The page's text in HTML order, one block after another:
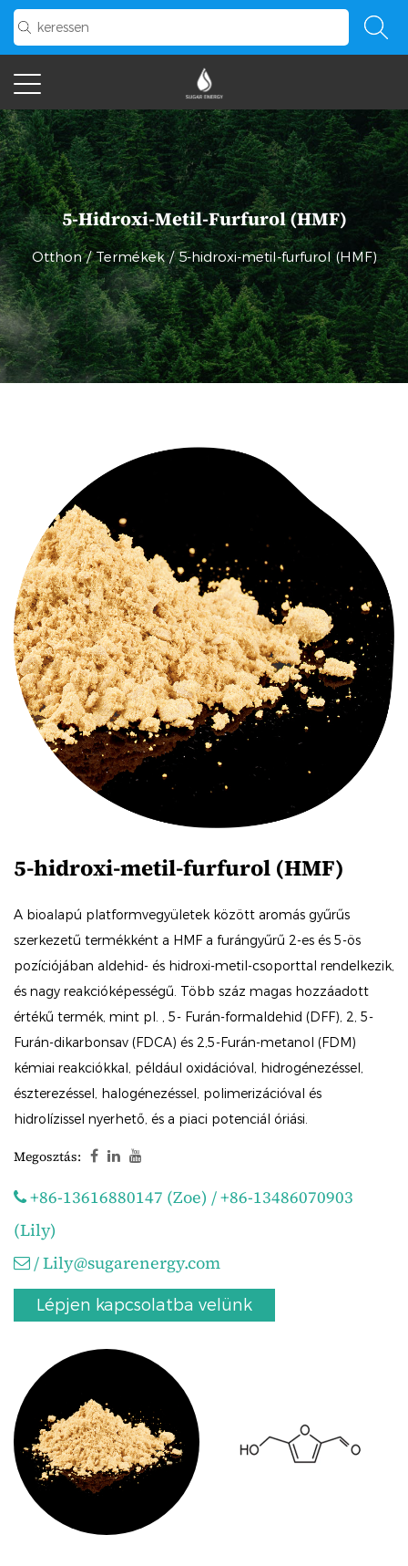
5-Hidroxi-Metil-Furfurol (HMF)
Otthon/Termékek/5-hidroxi-metil-furfurol (HMF)
5-hidroxi-metil-furfurol (HMF)
A bioalapú platformvegyületek között aromás gyűrűs
szerkezetű termékként a HMF a furángyűrű 2-es és 5-ös
pozíciójában aldehid- és hidroxi-metil-csoporttal rendelkezik,
és nagy reakcióképességű. Több száz magas hozzáadott
értékű termék, mint pl. , 5- Furán-formaldehid (DFF), 2, 5-
Furán-dikarbonsav (FDCA) és 2,5-Furán-metanol (FDM)
kémiai reakciókkal, például oxidációval, hidrogénezéssel,
észterezéssel, halogénezéssel, polimerizációval és
hidrolízissel nyerhető, és a piaci potenciál óriási.
Megosztás:
+86-13616880147 (Zoe) / +86-13486070903
(Lily)
/Lily@sugarenergy.com
Lépjen kapcsolatba velünk